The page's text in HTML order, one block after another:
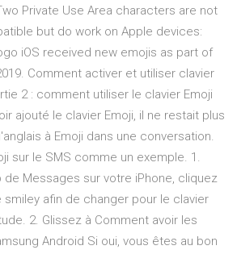
Private Use Area characters are not
but do work on Apple devices:
iOS received new emojis as part of
Comment activer et utiliser clavier
2 : comment utiliser le clavier Emoji
ajouté le clavier Emoji, il ne restait plus
à Emoji dans une conversation.
sur le SMS comme un exemple. 1.
de Messages sur votre iPhone, cliquez
smiley afin de changer pour le clavier
2. Glissez à Comment avoir les
Android Si oui, vous êtes au bon